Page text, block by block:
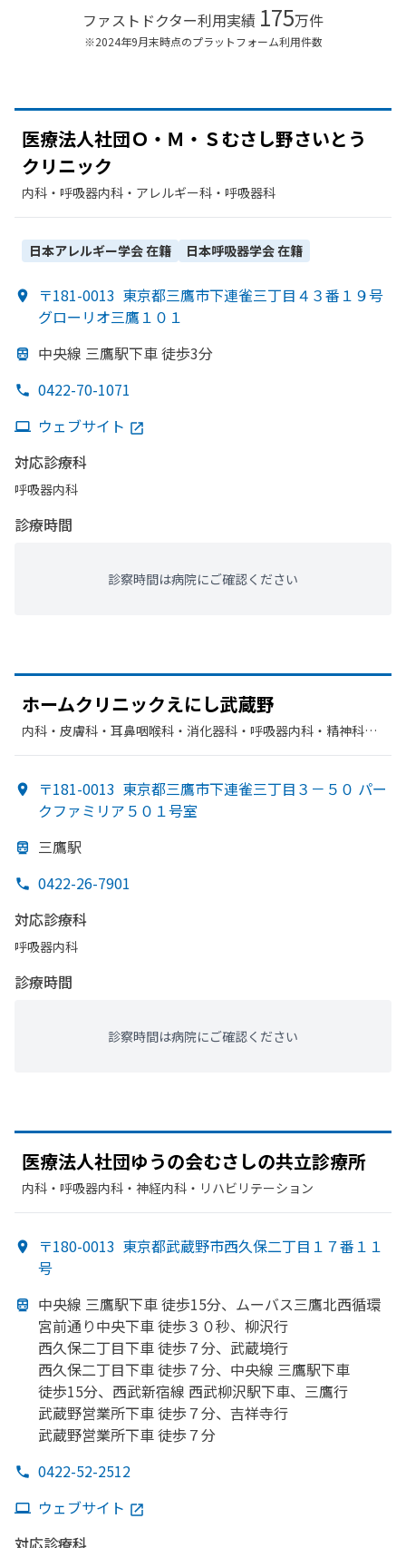
ファストドクター利用実績 175万件
※2024年9月末時点のプラットフォーム利用件数
医療法人社団Ｏ・Ｍ・ Ｓむさし野さいとう
クリニック
内科・​呼吸器内科・​アレルギー科・​呼吸器科
日本アレルギー学会在籍 日本呼吸器学会在籍
〒181-0013 東京都三鷹市下連雀三丁目４３番１９号
グローリオ三鷹１０１
中央線 三鷹駅下車 徒歩3分
0422-70-1071
ウェブサイト
対応診療科
呼吸器内科
診療時間
診察時間は病院にご確認ください
ホームクリニックえにし武蔵野
内科・​皮膚科・​耳鼻咽喉科・​消化器科・​呼吸器内科・​精神科・
ョン・​神経内科・​腎臓内科・外科
〒181-0013 東京都三鷹市下連雀三丁目３－５０ パー
クファミリア５０１号室
三鷹駅
0422-26-7901
対応診療科
呼吸器内科
診療時間
診察時間は病院にご確認ください
医療法人社団ゆうの会むさしの共立診療所
内科・​呼吸器内科・​神経内科・​リハビリテーション
〒180-0013 東京都武蔵野市西久保二丁目１７番１１
号
中央線 三鷹駅下車 徒歩15分、 ムーバス三鷹北西循環
宮前通り中央下車 徒歩３０秒、 柳沢行
西久保二丁目下車 徒歩７分、 武蔵境行
西久保二丁目下車 徒歩７分、 中央線 三鷹駅下車
徒歩15分、 西武新宿線 西武柳沢駅下車、 三鷹行
武蔵野営業所下車 徒歩７分、 吉祥寺行
武蔵野営業所下車 徒歩７分
0422-52-2512
ウェブサイト
対応診療科